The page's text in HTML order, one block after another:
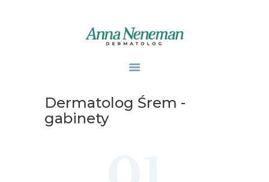
PUBLIKACJE
ZABIEGI
Dermatolog Śrem -
gabinety